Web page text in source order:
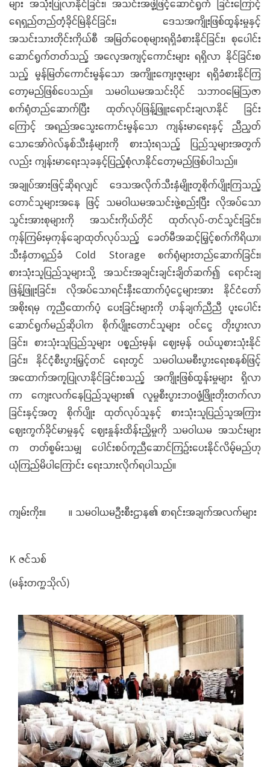
များ အသုံးပြုလာနိုင်ခြင်း၊ အသင်းအဖွဲ့ဖြင့်ဆောင်ရွက် ခြင်းကြောင့်
ရေရှည်တည်တံ့ခိုင်မြဲနိုင်ခြင်း၊ ဒေသအကျိုးဖြစ်ထွန်းမှုနှင့်
အသင်းသားတိုင်းကိုယ်စီ အမြတ်ဝေစုများရရှိခံစားနိုင်ခြင်း၊ စုပေါင်း
ဆောင်ရွက်တတ်သည့် အလေ့အကျင့်ကောင်းများ ရရှိလာ နိုင်ခြင်းစ
သည့် မွန်မြတ်ကောင်းမွန်သော အကျိုးကျေးဇူးများ ရရှိခံစားနိုင်ကြ
တော့မည်ဖြစ်ပေသည်။ သမဝါယမအသင်းပိုင် သဘာဝမြေဩဇာ
စက်ရုံတည်ဆောက်ပြီး ထုတ်လုပ်ဖြန့်ဖြူးရောင်းချလာနိုင် ခြင်း
ကြောင့် အရည်အသွေးကောင်းမွန်သော ကျန်းမာရေးနှင့် ညီညွတ်
သောအော်ဂဲလ်နစ်သီးနှံများကို စားသုံးရသည့် ပြည်သူများအတွက်
လည်း ကျန်းမာရေးသုခနှင့်ပြည့်စုံလာနိုင်တော့မည်ဖြစ်ပါသည်။
အချုပ်အားဖြင့်ဆိုရလျှင် ဒေသအလိုက်သီးနှံမျိုးတူစိုက်ပျိုးကြသည့်
တောင်သူများအနေ ဖြင့် သမဝါယမအသင်းဖွဲ့စည်းပြီး လိုအပ်သော
သွင်းအားစုများကို အသင်းကိုယ်တိုင် ထုတ်လုပ်-တင်သွင်းခြင်း၊
ကုန်ကြမ်းမှကုန်ချောထုတ်လုပ်သည့် ခေတ်မီအဆင့်မြှင့်စက်ကိရိယာ၊
သီးနှံတာရှည်ခံ Cold Storage စက်ရုံများတည်ဆောက်ခြင်း၊
စားသုံးသူပြည်သူများသို့ အသင်းအချင်းချင်းချိတ်ဆက်၍ ရောင်းချ
ဖြန့်ဖြူးခြင်း၊ လိုအပ်သောရင်းနှီးထောက်ပံ့ငွေများအား နိုင်ငံတော်
အစိုးရမှ ကူညီထောက်ပံ့ ပေးခြင်းများကို ဟန်ချက်ညီညီ ပူးပေါင်း
ဆောင်ရွက်မည်ဆိုပါက စိုက်ပျိုးတောင်သူများ ဝင်ငွေ တိုးပွားလာ
ခြင်း၊ စားသုံးသူပြည်သူများ ပစ္စည်းမှန်၊ ဈေးမှန် ဝယ်ယူစားသုံးနိုင်
ခြင်း၊ နိုင်ငံ့စီးပွားမြှင့်တင် ရေးတွင် သမဝါယမစီးပွားရေးစနစ်ဖြင့်
အထောက်အကူပြုလာနိုင်ခြင်းစသည့် အကျိုးဖြစ်ထွန်းမှုများ ရှိလာ
ကာ ကျေးလက်နေပြည်သူများ၏ လူမှုစီးပွားဘဝဖွံ့ဖြိုးတိုးတက်လာ
ခြင်းနှင့်အတူ စိုက်ပျိုး ထုတ်လုပ်သူနှင့် စားသုံးသူပြည်သူအကြား
ဈေးကွက်ခိုင်မာမှုနှင့် ဈေးနှုန်းထိန်းညှိမှုကို သမဝါယမ အသင်းများ
က တတ်စွမ်းသမျှ ပေါင်းစပ်ကူညီဆောင်ကြဉ်းပေးနိုင်လိမ့်မည်ဟု
ယုံကြည်မိပါကြောင်း ရေးသားလိုက်ရပါသည်။
ကျမ်းကိုး။ ။ သမဝါယမဦးစီးဌာန၏ စာရင်းအချက်အလက်များ
K ဇင်သစ်
(မန်းတက္ကသိုလ်)